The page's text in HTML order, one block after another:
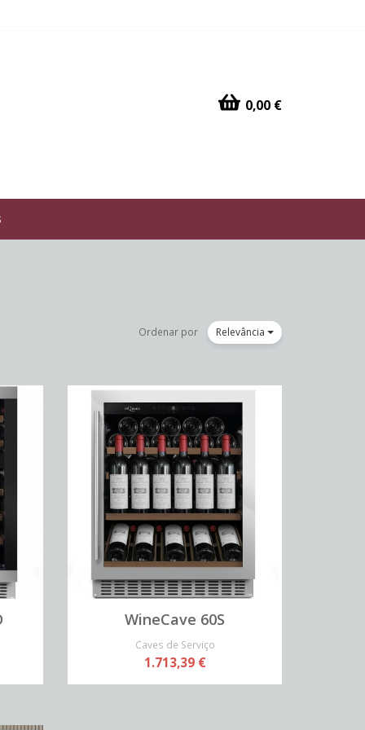
0,00 €
Ordenar por Relevância
WineCave 60S
Caves de Serviço
1.713,39 €